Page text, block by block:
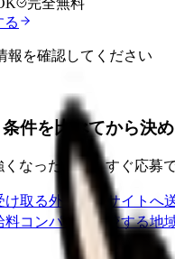
完全無料
る
を確認してください
件を比べてから決め
なった時は、すぐ応募
け取る外部転職サイトへ
料コンパスで比較する地